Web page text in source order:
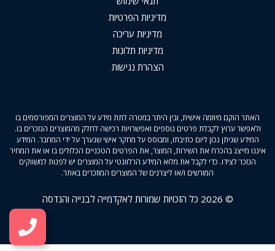
מדיניות הפרטיות
מדיניות עריכה
מדיניות תלונות
הצהרת נגישות
האתר הוקם מיוזמה אישית, ובין היתר במטרה לתת מידע על המוצרים המפורסמים בו
ולאפשר ערוץ לקבלת פרטים נוספים ואפשרויות רכישה לחלק מהמוצרים הנזכרים בו.
המידע שניתן נכון ליום כתיבתו, ומבוסס על מחקר אישי שנערך על ידי המחבר. המידע
איננו מייצג בהכרח את השירות, המוצר, את הפרטים הטכניים הכלולים בו או את המחיר
הנזכר לצידו. כדי לקבל את מלוא המידע הרלוונטי על המוצרים יש לפנות למשווקים
המורשים ו/או ליצרנים של המוצרים המוזכרים באתר.
© 2026 כל הזכויות שמורות לאקדמייה לבנייה והנדסה